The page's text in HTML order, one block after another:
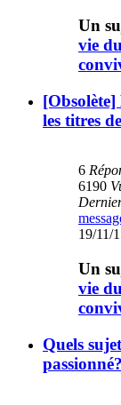
Un
vie
[Obsolète]
les titres
6
6190
19/11/
Un
vie
Quels
passionné?